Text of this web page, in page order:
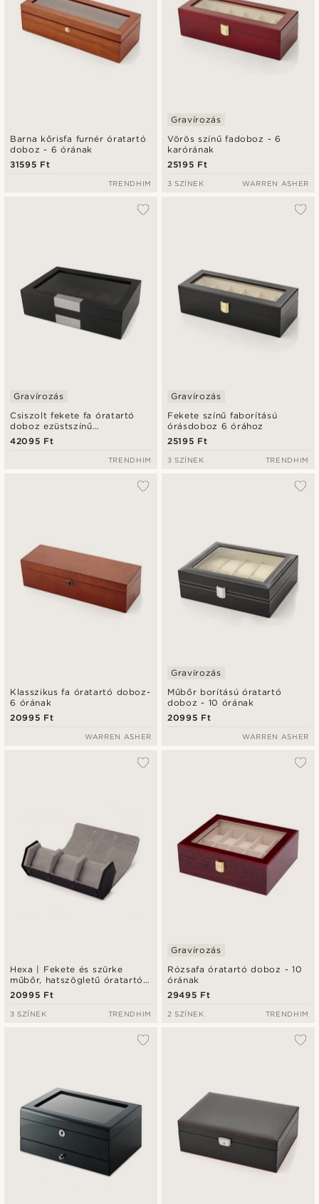
Barna kőrisfa furnér óratartó
doboz - 6 órának
31595 Ft
TRENDHIM
Vörös színű fadoboz - 6
karórának
Gravírozás
25195 Ft
3 SZÍNEK WARREN ASHER
Csiszolt fekete fa óratartó
doboz ezüstszínű
részletekkel - 10 órának
Gravírozás
42095 Ft
TRENDHIM
Fekete színű faborítású
órásdoboz 6 órához
Gravírozás
25195 Ft
3 SZÍNEK TRENDHIM
Klasszikus fa óratartó doboz-
6 órának
20995 Ft
WARREN ASHER
Műbőr borítású óratartó
doboz - 10 órának
Gravírozás
20995 Ft
WARREN ASHER
Hexa | Fekete és szürke
műbőr, hatszögletű óratartó
tok - 3 karórához
20995 Ft
3 SZÍNEK TRENDHIM
Rózsafa óratartó doboz - 10
órának
Gravírozás
29495 Ft
2 SZÍNEK TRENDHIM